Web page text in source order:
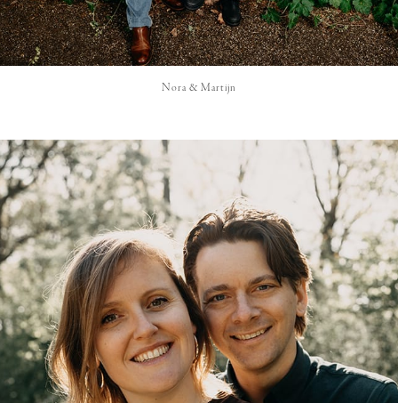
Nora & Martijn